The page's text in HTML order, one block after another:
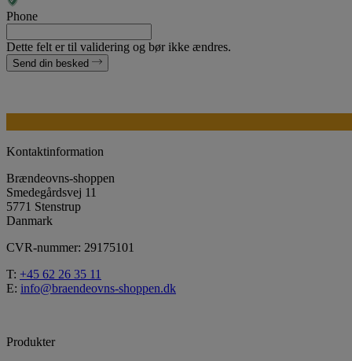
Phone
Dette felt er til validering og bør ikke ændres.
Send din besked
Kontaktinformation
Brændeovns-shoppen
Smedegårdsvej 11
5771 Stenstrup
Danmark
CVR-nummer: 29175101
T: +45 62 26 35 11
E: info@braendeovns-shoppen.dk
Produkter